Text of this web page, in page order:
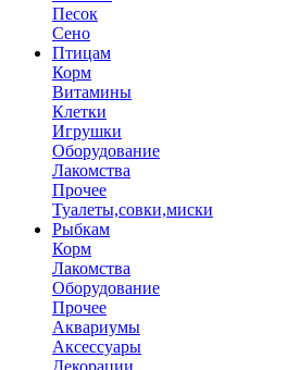
Песок
Сено
Птицам
Корм
Витамины
Клетки
Игрушки
Оборудование
Лакомства
Прочее
Туалеты,совки,миски
Рыбкам
Корм
Лакомства
Оборудование
Прочее
Аквариумы
Аксессуары
Декорации